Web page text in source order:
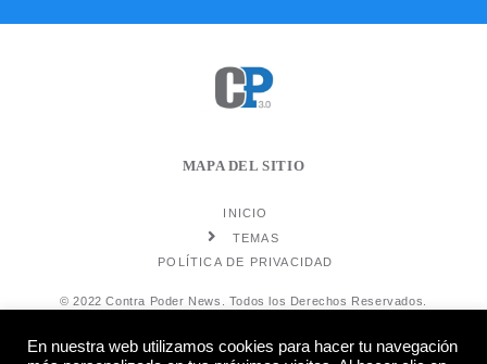
MAPA DEL SITIO
INICIO
TEMAS
POLÍTICA DE PRIVACIDAD
© 2022 Contra Poder News. Todos los Derechos Reservados.
En nuestra web utilizamos cookies para hacer tu navegación